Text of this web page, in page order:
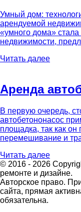
Умный дом:
арендуемой
«умного дома»
недвижимости,
Читать далее
Аренда
В первую очередь,
автобетононасос
площадка, так как он
перемешивание и
Читать далее
© 2016 - 2026
ремонте и дизайне.
Авторское право.
сайта, прямая
обязательна.